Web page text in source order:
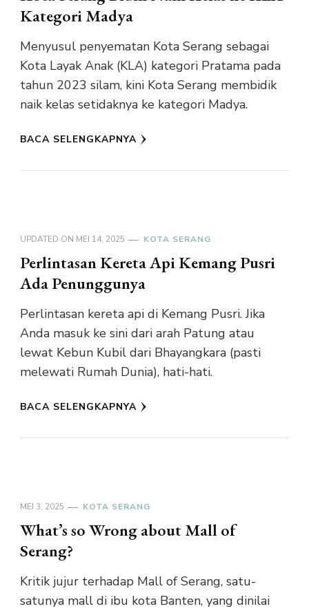
Kategori Madya
Menyusul penyematan Kota Serang sebagai
Kota Layak Anak (KLA) kategori Pratama pada
tahun 2023 silam, kini Kota Serang membidik
naik kelas setidaknya ke kategori Madya.
BACA SELENGKAPNYA
UPDATED ON MEI 14, 2025 KOTA SERANG
Perlintasan Kereta Api Kemang Pusri
Ada Penunggunya
Perlintasan kereta api di Kemang Pusri. Jika
Anda masuk ke sini dari arah Patung atau
lewat Kebun Kubil dari Bhayangkara (pasti
melewati Rumah Dunia), hati-hati.
BACA SELENGKAPNYA
MEI 3, 2025 KOTA SERANG
What’s so Wrong about Mall of
Serang?
Kritik jujur terhadap Mall of Serang, satu-
satunya mall di ibu kota Banten, yang dinilai